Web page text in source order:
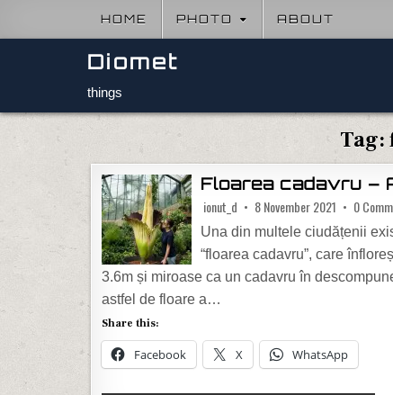
HOME PHOTO ABOUT
Diomet
things
Tag:
Floarea cadavru –
ionut_d 8 November 2021 0
Una din multele ciudățenii
“floarea cadavru”, care
3.6m și miroase ca un cadavru în
astfel de floare a…
Share this:
Facebook X WhatsApp